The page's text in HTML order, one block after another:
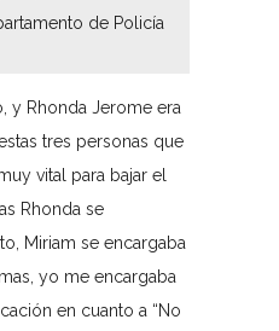
de Policía
y Rhonda Jerome era
tres personas que
vital para bajar el
Rhonda se
Miriam se encargaba
yo me encargaba
en cuanto a “No